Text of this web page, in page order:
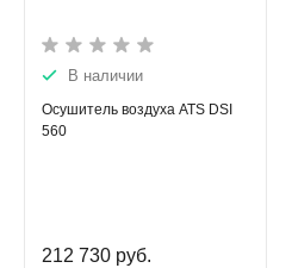
В наличии
Осушитель воздуха ATS DSI
560
212 730 руб.